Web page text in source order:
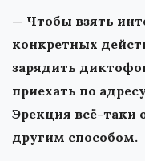
— Чтобы взять
конкретных
зарядить
приехать по
Эрекция всё-таки
другим способом.